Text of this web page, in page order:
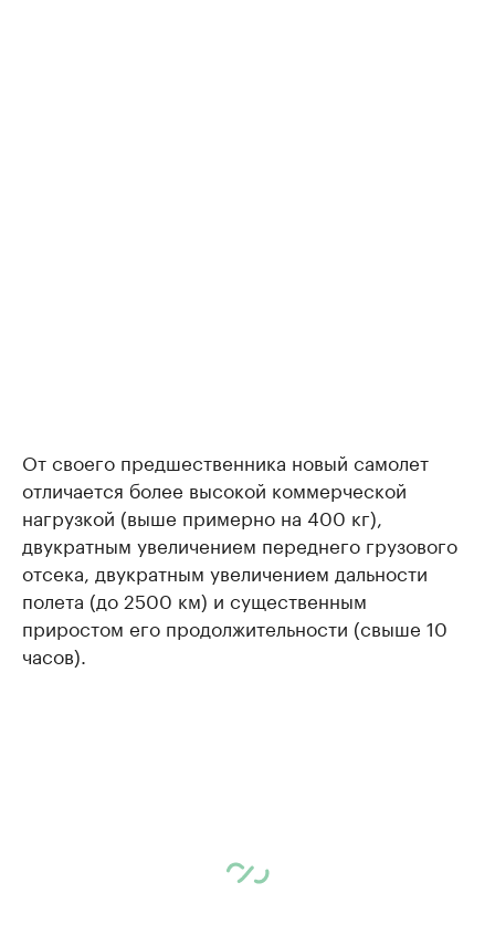
От своего предшественника новый самолет
отличается более высокой коммерческой
нагрузкой (выше примерно на 400 кг),
двукратным увеличением переднего грузового
отсека, двукратным увеличением дальности
полета (до 2500 км) и существенным
приростом его продолжительности (свыше 10
часов).